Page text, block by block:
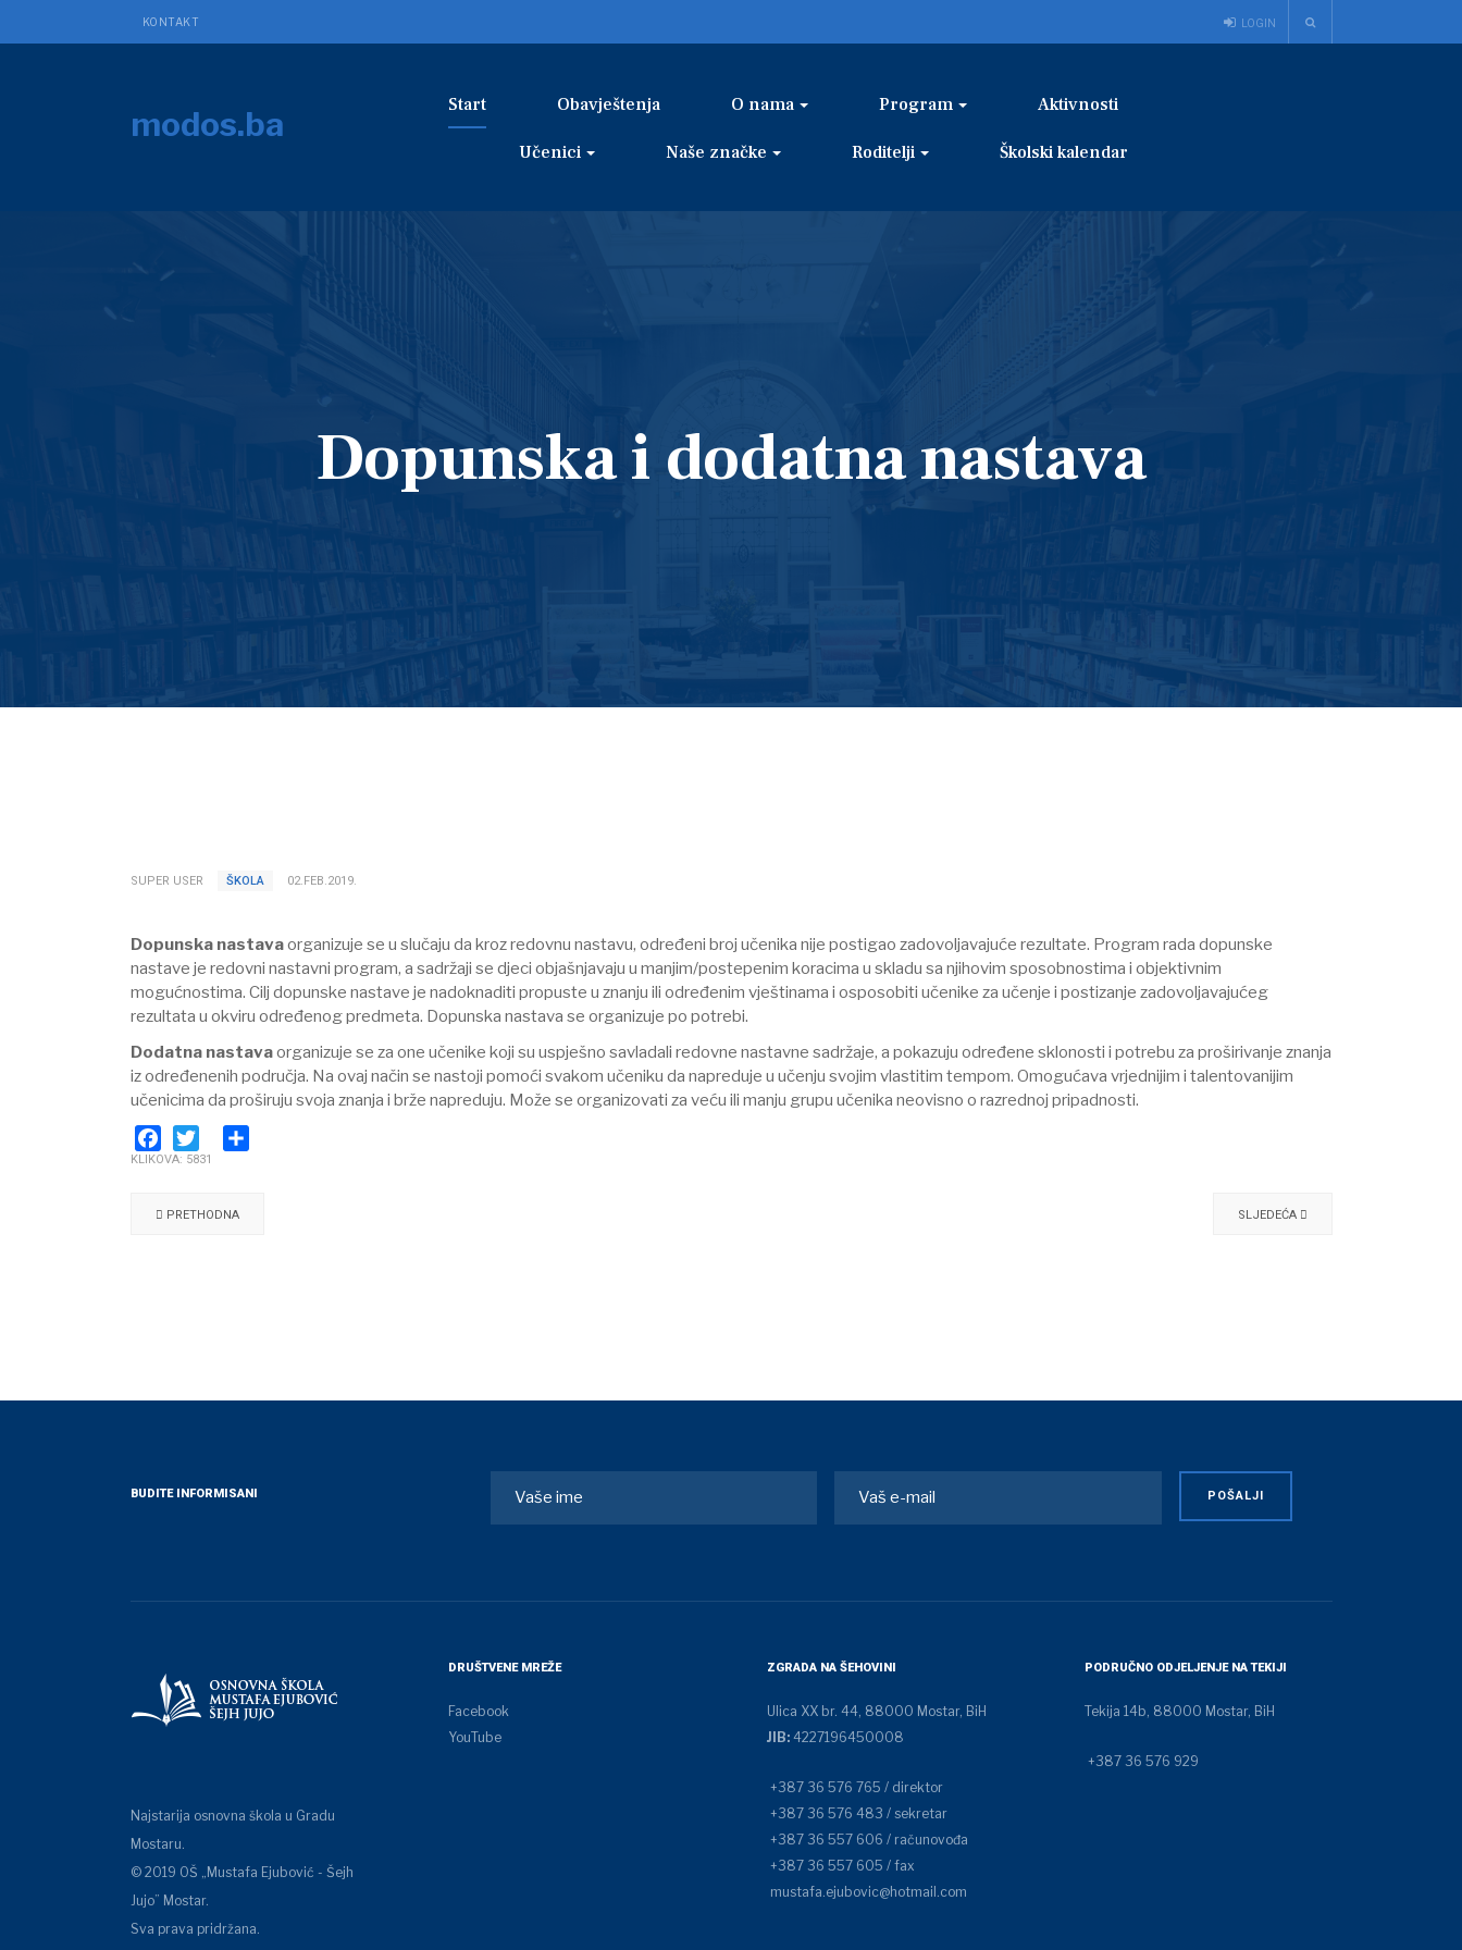
KONTAKT LOGIN
modos.ba Start Obavještenja O nama Program Aktivnosti
Učenici Naše značke Roditelji Školski kalendar
Dopunska i dodatna nastava
SUPER USER ŠKOLA 02.FEB.2019.
Dopunska nastavaorganizuje se u slučaju da kroz redovnu nastavu, određeni broj učenika nije postigao zadovoljavajuće rezultate. Program rada dopunske
nastave je redovni nastavni program, a sadržaji se djeci objašnjavaju u manjim/postepenim koracima u skladu sa njihovim sposobnostima i objektivnim
mogućnostima. Cilj dopunske nastave je nadoknaditi propuste u znanju ili određenim vještinama i osposobiti učenike za učenje i postizanje zadovoljavajućeg
rezultata u okviru određenog predmeta. Dopunska nastava se organizuje po potrebi.
Dodatna nastavaorganizuje se za one učenike koji su uspješno savladali redovne nastavne sadržaje, a pokazuju određene sklonosti i potrebu za proširivanje znanja
iz određenenih područja. Na ovaj način se nastoji pomoći svakom učeniku da napreduje u učenju svojim vlastitim tempom. Omogućava vrjednijim i talentovanijim
učenicima da proširuju svoja znanja i brže napreduju. Može se organizovati za veću ili manju grupu učenika neovisno o razrednoj pripadnosti.
Facebook
Twitter
KLIKOVA: 5831
PRETHODNA SLJEDEĆA
BUDITE INFORMISANI
Najstarija osnovna škola u Gradu
Mostaru.
© 2019 OŠ „Mustafa Ejubović - Šejh
Jujo” Mostar.
Sva prava pridržana.
DRUŠTVENE MREŽE
Facebook
YouTube
ZGRADA NA ŠEHOVINI
Ulica XX br. 44, 88000 Mostar, BiH
JIB:4227196450008
+387 36 576 765 / direktor
+387 36 576 483 / sekretar
+387 36 557 606 / računovođa
+387 36 557 605 / fax
mustafa.ejubovic@hotmail.com
PODRUČNO ODJELJENJE NA TEKIJI
Tekija 14b, 88000 Mostar, BiH
+387 36 576 929